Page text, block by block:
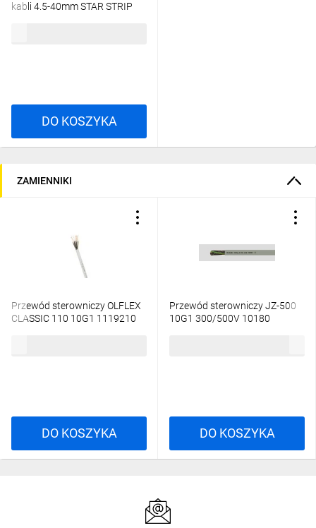
kabli 4.5-40mm STAR STRIP
DO KOSZYKA
ZAMIENNIKI
Przewód sterowniczy OLFLEX
CLASSIC 110 10G1 1119210
DO KOSZYKA
Przewód sterowniczy JZ-500
10G1 300/500V 10180
DO KOSZYKA